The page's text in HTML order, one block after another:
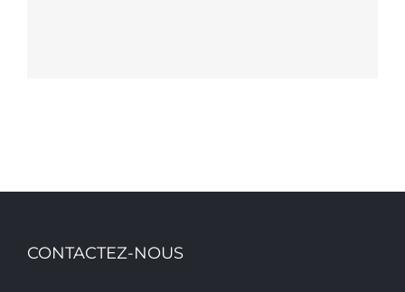
CONTACTEZ-NOUS